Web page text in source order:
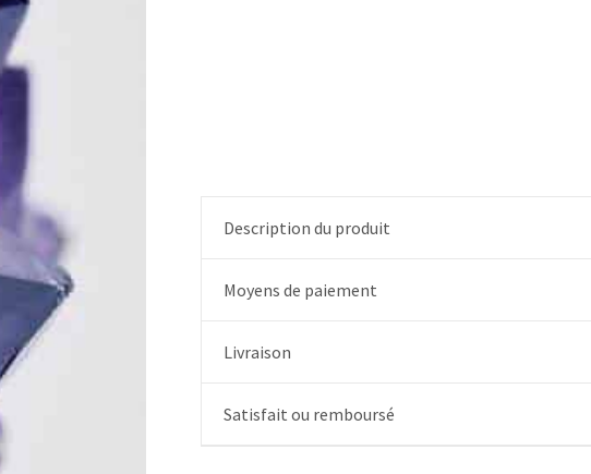
Description du produit
Moyens de paiement
Livraison
Satisfait ou remboursé